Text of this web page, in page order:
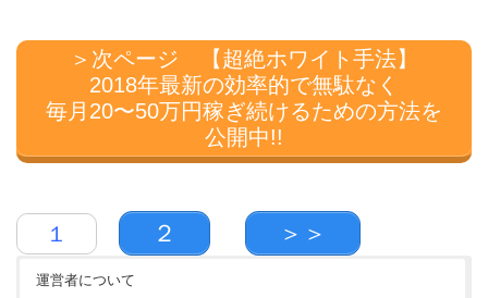
＞次ページ 【超絶ホワイト手法】
2018年最新の効率的で無駄なく
毎月20〜50万円稼ぎ続けるための方法を
公開中!!
１ ２ ＞＞
運営者について